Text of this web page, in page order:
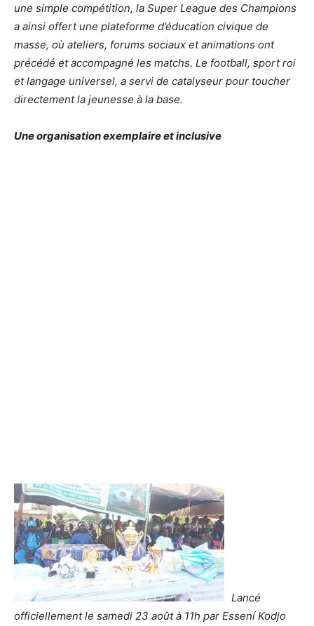
une simple compétition, la Super League des Champions
a ainsi offert une plateforme d’éducation civique de
masse, où ateliers, forums sociaux et animations ont
précédé et accompagné les matchs. Le football, sport roi
et langage universel, a servi de catalyseur pour toucher
directement la jeunesse à la base.
Une organisation exemplaire et inclusive
Lancé
officiellement le samedi 23 août à 11h par Essení Kodjo